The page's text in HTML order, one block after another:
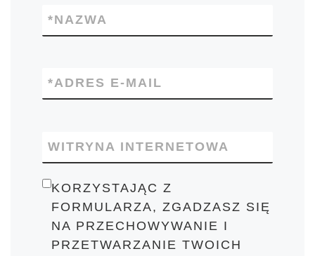
NAZWA
*
ADRES E-MAIL
*
WITRYNA INTERNETOWA
KORZYSTAJĄC Z
FORMULARZA, ZGADZASZ SIĘ
NA PRZECHOWYWANIE I
PRZETWARZANIE TWOICH